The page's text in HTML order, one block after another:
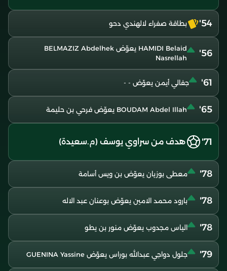
54' بطاقة صفراء لالهندي دحو
56'
HAMIDI Belaid يعوّض BELMAZIZ Abdelhek
Nasrellah
61' جفالي أيمن يعوّض - -
65' BOUDAM Abdel Illah يعوّض فرحي بن حليمة
71' هدف من سراوي يوسف (م.سعيدة)
78' معطى بوزيان يعوّض بن ويس أسامة
78' بارود محمد الامين يعوّض بوعنان عبد الاله
78' الياس مجدوب يعوّض منور بن يطو
79' جلول دواجي عبدالله بوراس يعوّض GUENINA Yassine